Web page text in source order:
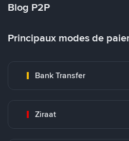
Blog P2P
Principaux modes de
Bank Transfer
Ziraat